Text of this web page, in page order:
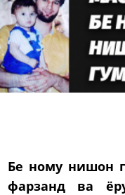
Бе ному нишон
фарзанд ва